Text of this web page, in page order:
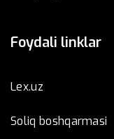
Foydali linklar
Lex.uz
Soliq boshqarmasi